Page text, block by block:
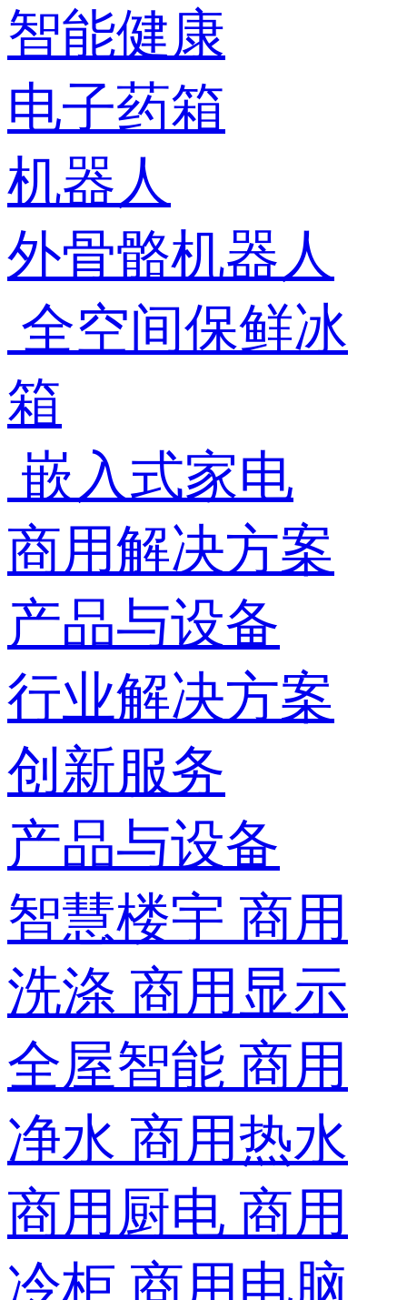
智能健康
电子药箱
机器人
外骨骼机器人
全空间保鲜冰
箱
嵌入式家电
商用解决方案
产品与设备
行业解决方案
创新服务
产品与设备
智慧楼宇 商用
洗涤 商用显示
全屋智能 商用
净水 商用热水
商用厨电 商用
冷柜 商用电脑